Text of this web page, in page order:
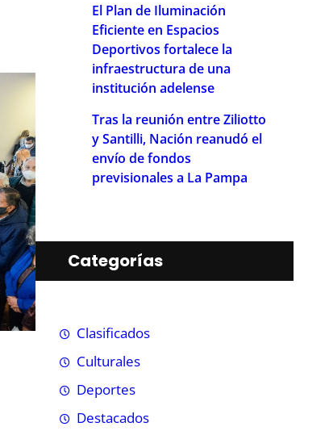
El Plan de Iluminación
Eficiente en Espacios
Deportivos fortalece la
infraestructura de una
institución adelense
Tras la reunión entre Ziliotto
y Santilli, Nación reanudó el
envío de fondos
previsionales a La Pampa
Categorías
Clasificados
Culturales
Deportes
Destacados